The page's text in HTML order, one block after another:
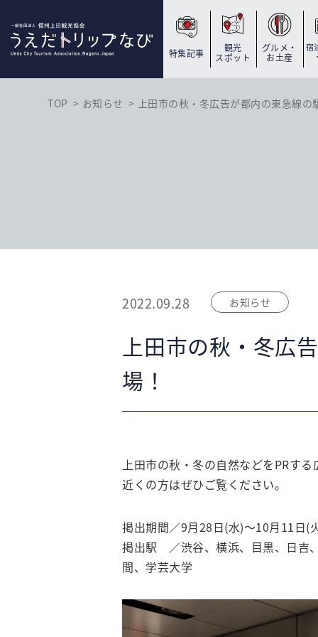
特集記事
観光
スポット
グルメ・
お土産
宿
TOP お知らせ 上田市の秋・冬広告が都内の東急線の
2022.09.28 お知らせ
上田市の秋・冬広
場！
上田市の秋・冬の自然などをPRす
近くの方はぜひご覧ください。
掲出期間／9月28日(水)～10月11日(
掲出駅 ／渋谷、横浜、目黒、日吉
間、学芸大学